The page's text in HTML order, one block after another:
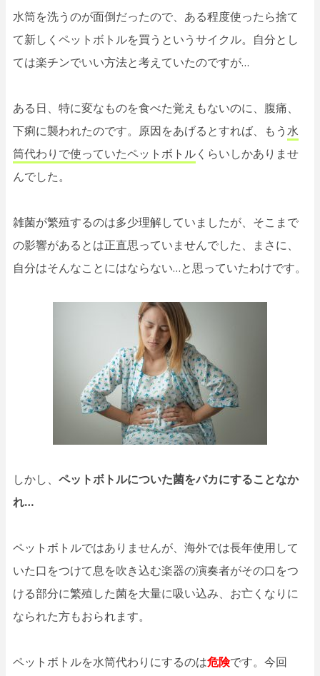
水筒を洗うのが面倒だったので、ある程度使ったら捨て
て新しくペットボトルを買うというサイクル。自分とし
ては楽チンでいい方法と考えていたのですが…
ある日、特に変なものを食べた覚えもないのに、腹痛、
下痢に襲われたのです。原因をあげるとすれば、もう水
筒代わりで使っていたペットボトルくらいしかありませ
んでした。
雑菌が繁殖するのは多少理解していましたが、そこまで
の影響があるとは正直思っていませんでした、まさに、
自分はそんなことにはならない…と思っていたわけです。
しかし、 ペットボトルについた菌をバカにすることなか
れ…
ペットボトルではありませんが、海外では長年使用して
いた口をつけて息を吹き込む楽器の演奏者がその口をつ
ける部分に繁殖した菌を大量に吸い込み、お亡くなりに
なられた方もおられます。
ペットボトルを水筒代わりにするのは危険です。今回